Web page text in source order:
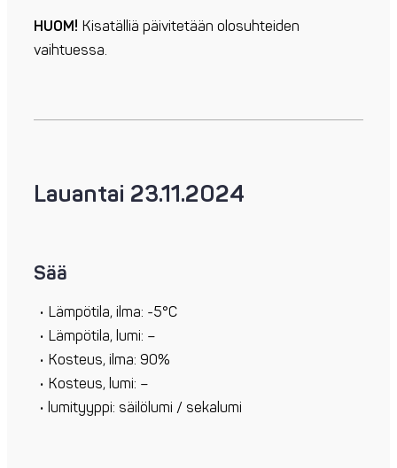
HUOM! Kisatälliä päivitetään olosuhteiden
vaihtuessa.
Lauantai 23.11.2024
Sää
Lämpötila, ilma: -5°C
Lämpötila, lumi: –
Kosteus, ilma: 90%
Kosteus, lumi: –
lumityyppi: säilölumi / sekalumi